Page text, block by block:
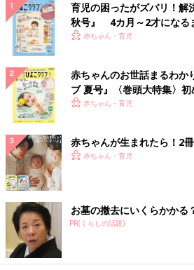
身を、ごく少量与える
す。 かたゆで卵のゆ
分が目安です。離乳食
間約12分のかたゆで
がったらしばらく冷水
やすくします。殻をむ
のペースト状になるま
えるときは、ごく少量
作り方・レシピ 離
ろ【動画】
赤ちゃんが初めて出合
ゆ。ここでは電子レン
たごはんから作る方法
かめば手早くてラク。
熱時間を調整しましょ
米粉で10倍がゆ 作
たばかりで、なめらか
すくしたいとき、特に
おかゆ・ごはん・米のおすすめ
～6ヶ月ごろ
育児の困ったがズバリ！解
秋号』 4カ月～2才になる
いっぱい！
赤ちゃん・育児
赤ちゃんのお世話まるわか
ブ 夏号』〈巻頭大特集〉
く！ おっぱい・ミルクの基
赤ちゃん・育児
赤ちゃんが生まれたら！2
赤ちゃん・育児
お墓の撤去にいくらかかる
PR(くらしの話題)